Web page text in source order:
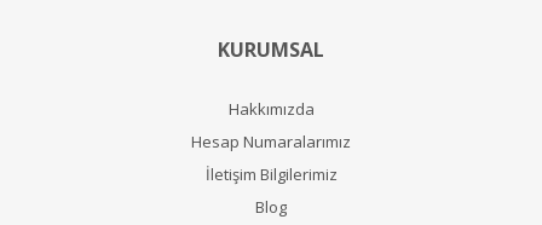
KURUMSAL
Hakkımızda
Hesap Numaralarımız
İletişim Bilgilerimiz
Blog